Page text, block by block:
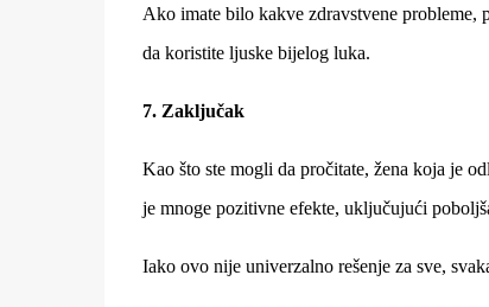
Ako imate bilo kakve zdravstvene probleme,
da koristite ljuske bijelog luka.
7. Zaključak
Kao što ste mogli da pročitate, žena koja je
je mnoge pozitivne efekte, uključujući
Iako ovo nije univerzalno rešenje za sve,